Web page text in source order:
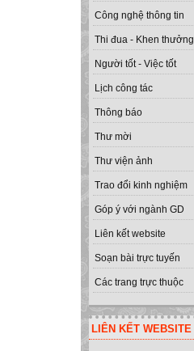
Công nghệ thông tin
Thi đua - Khen thưởng
Người tốt - Việc tốt
Lịch công tác
Thông báo
Thư mời
Thư viện ảnh
Trao đổi kinh nghiệm
Góp ý với ngành GD
Liên kết website
Soạn bài trực tuyến
Các trang trực thuộc
LIÊN KẾT WEBSITE